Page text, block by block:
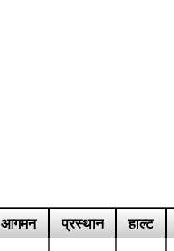
आगमन प्रस्थान हाल्ट